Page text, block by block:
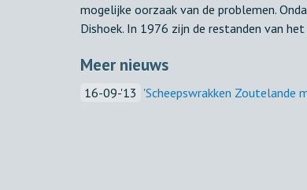
mogelijke oorzaak van de problemen.
Dishoek. In 1976 zijn de restanden van
Meer nieuws
16-09-'13 'Scheepswrakken Zoutelande